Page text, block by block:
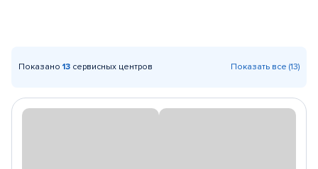
Показано 13 сервисных центров Показать все (13)